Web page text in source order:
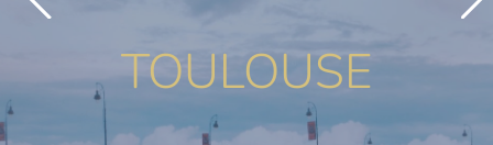
TOULOUSE